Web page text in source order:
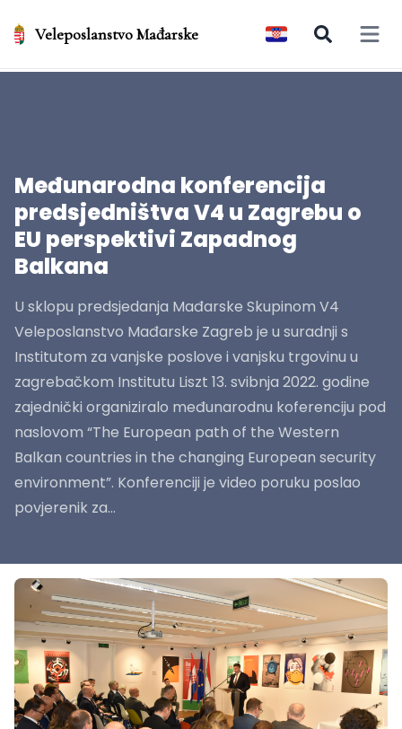
Veleposlanstvo Mađarske Open
Međunarodna konferencija
predsjedništva V4 u Zagrebu o
EU perspektivi Zapadnog
Balkana
U sklopu predsjedanja Mađarske Skupinom V4
Veleposlanstvo Mađarske Zagreb je u suradnji s
Institutom za vanjske poslove i vanjsku trgovinu u
zagrebačkom Institutu Liszt 13. svibnja 2022. godine
zajednički organiziralo međunarodnu koferenciju pod
naslovom “The European path of the Western
Balkan countries in the changing European security
environment”. Konferenciji je video poruku poslao
povjerenik za...